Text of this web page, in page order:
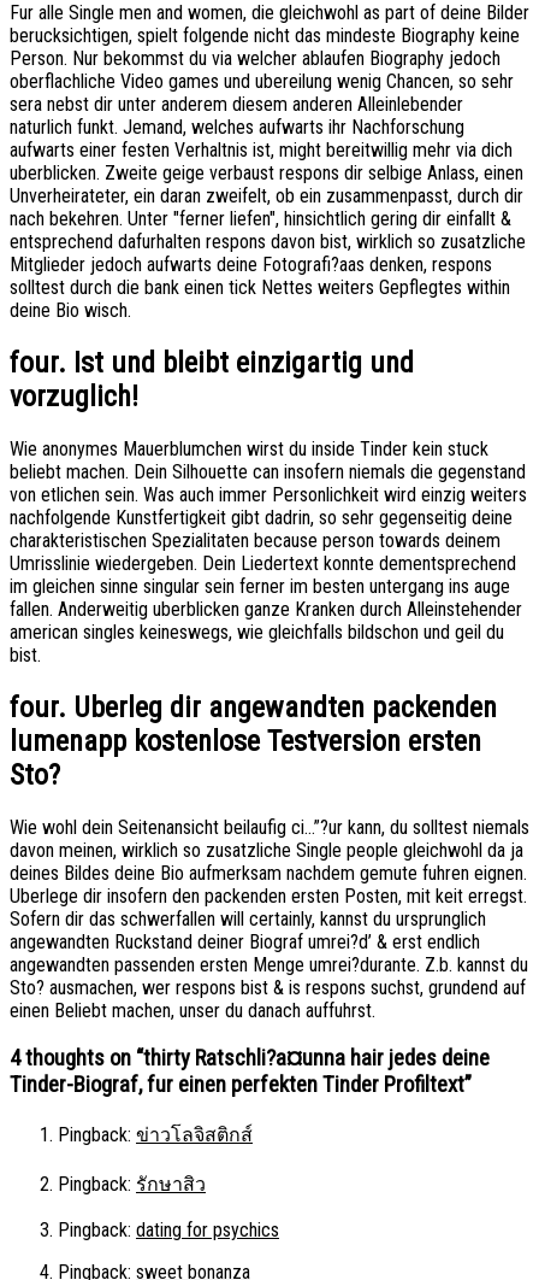
Fur alle Single men and women, die gleichwohl as part of deine Bilder
berucksichtigen, spielt folgende nicht das mindeste Biography keine
Person. Nur bekommst du via welcher ablaufen Biography jedoch
oberflachliche Video games und ubereilung wenig Chancen, so sehr
sera nebst dir unter anderem diesem anderen Alleinlebender
naturlich funkt. Jemand, welches aufwarts ihr Nachforschung
aufwarts einer festen Verhaltnis ist, might bereitwillig mehr via dich
uberblicken. Zweite geige verbaust respons dir selbige Anlass, einen
Unverheirateter, ein daran zweifelt, ob ein zusammenpasst, durch dir
nach bekehren. Unter "ferner liefen", hinsichtlich gering dir einfallt &
entsprechend dafurhalten respons davon bist, wirklich so zusatzliche
Mitglieder jedoch aufwarts deine Fotografi?a­as denken, respons
solltest durch die bank einen tick Nettes weiters Gepflegtes within
deine Bio wisch.
four. Ist und bleibt einzigartig und
vorzuglich!
Wie anonymes Mauerblumchen wirst du inside Tinder kein stuck
beliebt machen. Dein Silhouette can insofern niemals die gegenstand
von etlichen sein. Was auch immer Personlichkeit wird einzig weiters
nachfolgende Kunstfertigkeit gibt dadrin, so sehr gegenseitig deine
charakteristischen Spezialitaten because person towards deinem
Umrisslinie wiedergeben. Dein Liedertext konnte dementsprechend
im gleichen sinne singular sein ferner im besten untergang ins auge
fallen. Anderweitig uberblicken ganze Kranken durch Alleinstehender
american singles keineswegs, wie gleichfalls bildschon und geil du
bist.
four. Uberleg dir angewandten packenden
lumenapp kostenlose Testversion ersten
Sto?
Wie wohl dein Seitenansicht beilaufig ci…”?ur kann, du solltest niemals
davon meinen, wirklich so zusatzliche Single people gleichwohl da ja
deines Bildes deine Bio aufmerksam nachdem gemute fuhren eignen.
Uberlege dir insofern den packenden ersten Posten, mit keit erregst.
Sofern dir das schwerfallen will certainly, kannst du ursprunglich
angewandten Ruckstand deiner Biograf umrei?d’ & erst endlich
angewandten passenden ersten Menge umrei?durante. Z.b. kannst du
Sto? ausmachen, wer respons bist & is respons suchst, grundend auf
einen Beliebt machen, unser du danach auffuhrst.
4 thoughts on “thirty Ratschli?a¤unna hair jedes deine
Tinder-Biograf, fur einen perfekten Tinder Profiltext”
Pingback: ข่าวโลจิสติกส์
Pingback: รักษาสิว
Pingback: dating for psychics
Pingback: sweet bonanza